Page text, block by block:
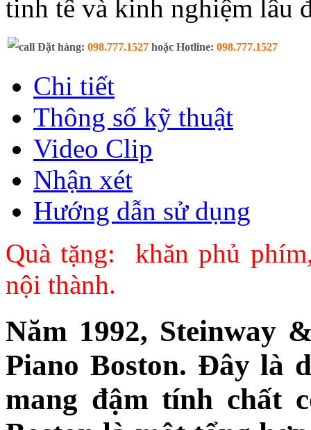
tinh tế và kinh nghiệm lâu
Đặt hàng: 098.777.1527 hoặc Hotline: 098.777.1527
Chi tiết
Thông số kỹ thuật
Video Clip
Nhận xét
Hướng dẫn sử dụng
Quà tặng: khăn phủ
nội thành.
Năm 1992, Steinway
Piano Boston. Đây là
mang đậm tính chất